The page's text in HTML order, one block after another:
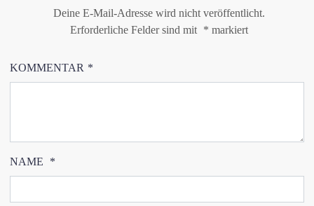
Deine E-Mail-Adresse wird nicht veröffentlicht.
Erforderliche Felder sind mit * markiert
KOMMENTAR *
NAME *